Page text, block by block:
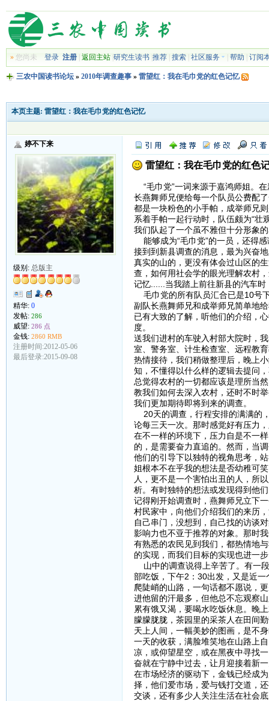
»您尚未 登录 注册| 返回主站| 研究生读书| 推荐| 搜索| 社区服务 帮助 订阅
三农中国读书论坛» 2010年调查趣事» 雷望红：我在毛巾党的红色记忆
本页主题: 雷望红：我在毛巾党的红色记忆
婷不下来
级别: 总版主
精华: 0
发帖: 286
威望: 286 点
金钱: 2860 RMB
注册时间:2012-05-06
最后登录:2015-09-08
雷望红：我在毛巾党的红色
“毛巾党”一词来源于嘉鸿师姐。
长燕舞师兄便给每一个队员公费配
都是一块粉色的小手帕，成举师兄
系着手帕一起行动时，队伍颇为“壮
我们队起了一个虽不雅但十分形象
能够成为“毛巾党”的一员，还得
接到到新县调查的消息，最为兴奋
真实的山的，更没有体会过山区的
查，如何用社会学的眼光理解农村
记忆......当我踏上前往新县的汽车时
毛巾党的所有队员汇合已是10号
副队长燕舞师兄和成举师兄简单地
已有大致的了解，听他们的介绍，
度。
送我们进村的车驶入村部大院时，
室、警务室、计生检查室、远程教
热情接待，我们稍做整理后，晚上
知，不懂得以什么样的逻辑去提问
总觉得农村的一切都应该是理所当
教我们如何去深入农村，还时不时
我们更加期待即将到来的调查。
20天的调查，行程安排的满满的
论每三天一次。那时感觉好有压力
在不一样的环境下，压力自是不一
的，是需要奋力直追的。然而，当
他们的引导下以独特的视角思考，
姐根本不在乎我的想法是否幼稚可
人，更不是一个害怕出丑的人，所
析。有时独特的想法或发现得到他
记得刚开始调查时，燕舞师兄立下
村民家中，向他们介绍我们的来历
自己串门，没想到，自己找的访谈
影响力也不亚于推荐的对象。那时
有熟悉的农民见到我们，都热情地
的实现，而我们目标的实现也进一
山中的调查说得上辛苦了。有一
部吃饭，下午2：30出发，又是近
爬陡峭的山路，一句话都不愿说，
进他留的汗最多，但他总不忘观察
累有饿又渴，要喝水吃饭休息。晚
朦朦胧胧，茶园里的采茶人在田间
天上人间，一幅美妙的图画，是不
一天的收获，满脸堆笑地在山路上
凉，或仰望星空，或在黑夜中寻找
奋就在宁静中过去，让月迎接着
在市场经济的驱动下，金钱已经成
择，他们爱市场，爱与钱打交道，
交谈，还有多少人关注生活在社会